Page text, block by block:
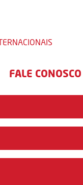
FALE CONOSCO